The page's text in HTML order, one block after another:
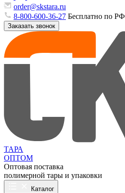
order@skstara.ru
8-800-600-36-27 Бесплатно по РФ
Заказать звонок
ТАРА
ОПТОМ
Оптовая поставка
полимерной тары и упаковки
Каталог